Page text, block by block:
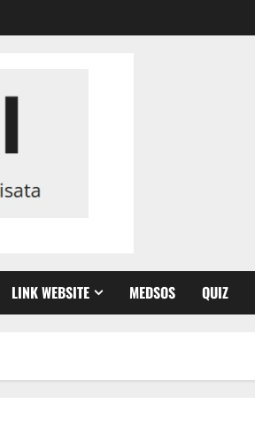
LINK WEBSITE MEDSOS QUIZ